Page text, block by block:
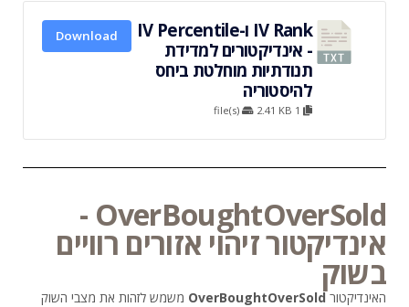
IV Rank ו-IV Percentile
- אינדיקטורים למדידת
תנודתיות מוחלטת ביחס
להיסטוריה
2.41 KB
Download
OverBoughtOverSold -
אינדיקטור זיהוי אזורים רוויים
בשוק
האינדיקטורOverBoughtOverSold משמש לזהות את מצבי השוק